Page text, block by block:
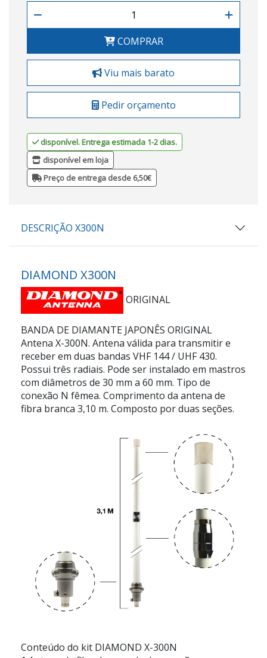
COMPRAR
Viu mais barato
Pedir orçamento
disponível. Entrega estimada 1-2 dias.
disponível em loja
Preço de entrega desde 6,50€
DESCRIÇÃO X300N
DIAMOND X300N
ORIGINAL
BANDA DE DIAMANTE JAPONÊS ORIGINAL
Antena X-300N. Antena válida para transmitir e
receber em duas bandas VHF 144 / UHF 430.
Possui três radiais. Pode ser instalado em mastros
com diâmetros de 30 mm a 60 mm. Tipo de
conexão N fêmea. Comprimento da antena de
fibra branca 3,10 m. Composto por duas seções.
Conteúdo do kit DIAMOND X-300N